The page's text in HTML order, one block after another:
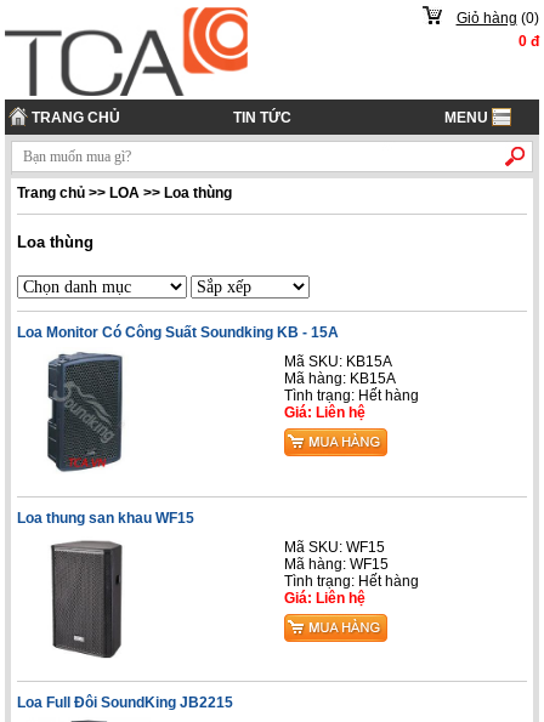
Giỏ hàng (0)
0đ
TRANG CHỦ TIN TỨC MENU
Trang chủ >>LOA >>Loa thùng
Loa thùng
Loa Monitor Có Công Suất Soundking KB - 15A
Mã SKU: KB15A
Mã hàng: KB15A
Tình trạng: Hết hàng
Giá: Liên hệ
Loa thung san khau WF15
Mã SKU: WF15
Mã hàng: WF15
Tình trạng: Hết hàng
Giá: Liên hệ
Loa Full Đôi SoundKing JB2215